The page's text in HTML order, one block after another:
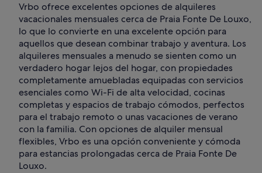
Vrbo ofrece excelentes opciones de alquileres
vacacionales mensuales cerca de Praia Fonte De Louxo,
lo que lo convierte en una excelente opción para
aquellos que desean combinar trabajo y aventura. Los
alquileres mensuales a menudo se sienten como un
verdadero hogar lejos del hogar, con propiedades
completamente amuebladas equipadas con servicios
esenciales como Wi-Fi de alta velocidad, cocinas
completas y espacios de trabajo cómodos, perfectos
para el trabajo remoto o unas vacaciones de verano
con la familia. Con opciones de alquiler mensual
flexibles, Vrbo es una opción conveniente y cómoda
para estancias prolongadas cerca de Praia Fonte De
Louxo.